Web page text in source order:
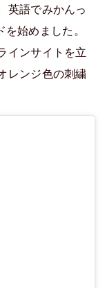
英語でみかんっ
始めました。
インサイトを立
レンジ色の刺繍